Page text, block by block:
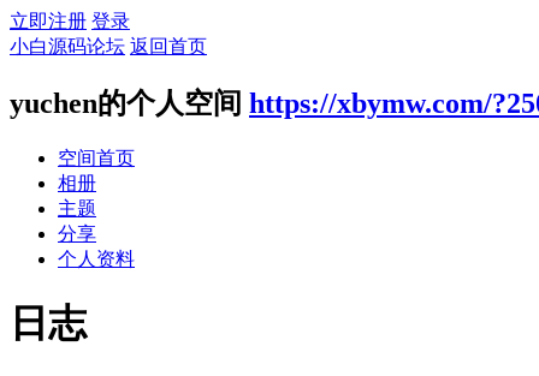
立即注册 登录
小白源码论坛 返回首页
yuchen的个人空间 https://xbymw.com/
空间首页
相册
主题
分享
个人资料
日志